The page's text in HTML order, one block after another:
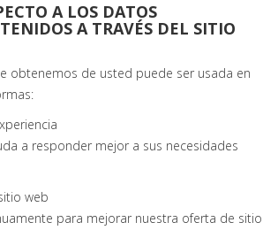
A LOS DATOS
A TRAVÉS DEL SITIO
obtenemos de usted puede ser usada en
a responder mejor a sus necesidades
web
para mejorar nuestra oferta de sitio